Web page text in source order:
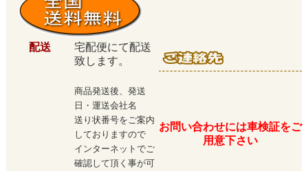
配送
宅配便にて配送
致します。
商品発送後、発送
日・運送会社名
送り状番号をご案内
しておりますので
インターネットでご
確認して頂く事が可
お問い合わせには車検証をご
用意下さい